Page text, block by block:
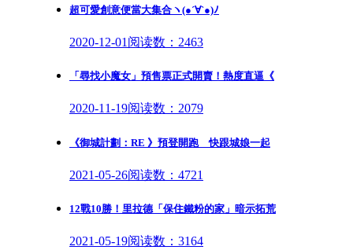
超可愛創意便當大集合ヽ(●´∀`●)ﾉ
2020-12-01 阅读数：2463
「尋找小魔女」預售票正式開賣！熱度直逼《
2020-11-19阅读数：2079
《御城計劃：RE 》預登開跑 快跟城娘一起
2021-05-26阅读数：4721
12戰10勝！里拉德「保住鐵粉的家」暗示拓荒
2021-05-19阅读数：3164